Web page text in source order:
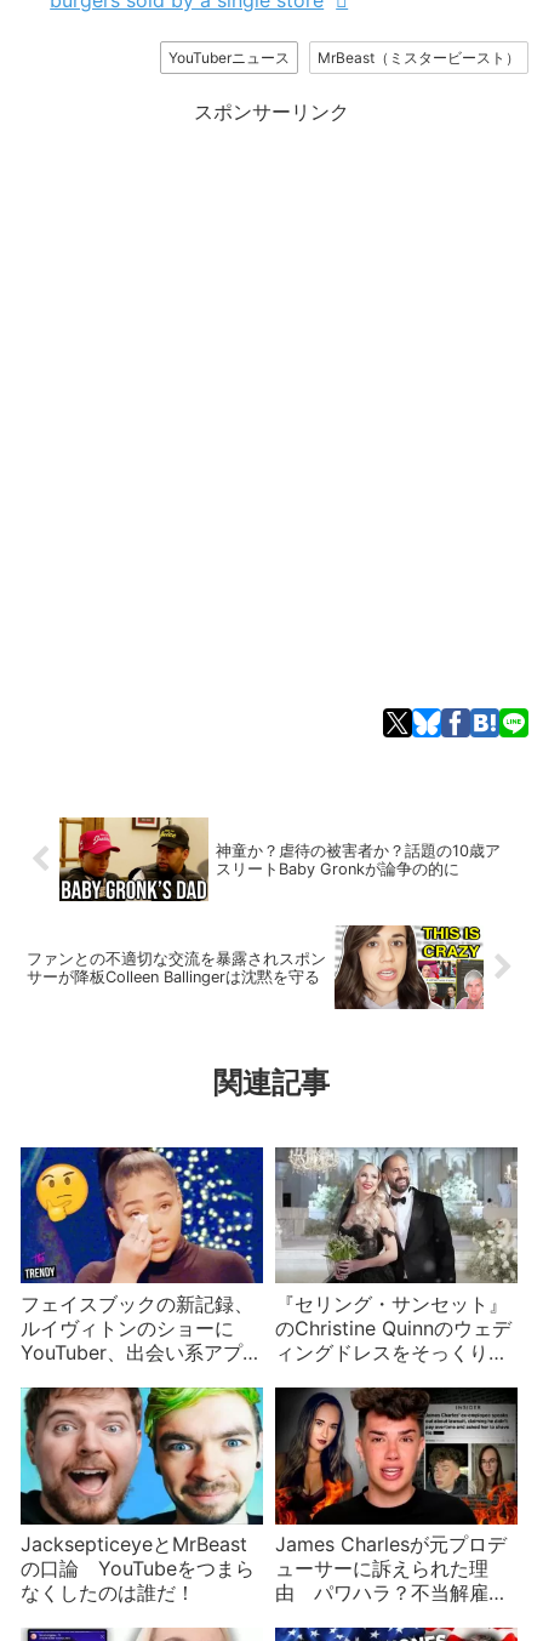
YouTuberニュース MrBeast（ミスタービースト）
スポンサーリンク
神童か？虐待の被害者か？話題の10歳ア
スリートBaby Gronkが論争の的に
ファンとの不適切な交流を暴露されスポン
サーが降板Colleen Ballingerは沈黙を守る
関連記事
フェイスブックの新記録、
ルイヴィトンのショーに
YouTuber、出会い系アプリ
ス
『セリング・サンセット』
のChristine Quinnのウェデ
ィングドレスをそっくりい
タス？
JacksepticeyeとMrBeast
の口論 YouTubeをつまら
なくしたのは誰だ！
James Charlesが元プロデ
ューサーに訴えられた理
由 パワハラ？不当解雇？